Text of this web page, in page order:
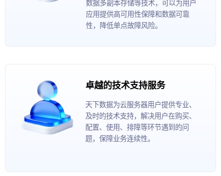
数据多副本存储等技术，可以为用户
应用提供高可用性保障和数据可靠
性，降低单点故障风险。
卓越的技术支持服务
天下数据为云服务器用户提供专业、
及时的技术支持，解决用户在购买、
配置、使用、排障等环节遇到的问
题，保障业务连续性。